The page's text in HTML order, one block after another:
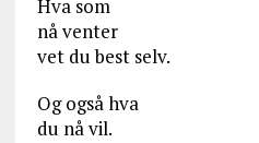
Hva som
nå venter
vet du best selv.
Og også hva
du nå vil.